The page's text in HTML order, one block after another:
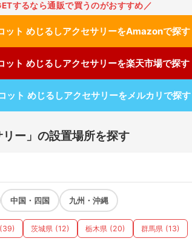
するなら通販で買うのがおすすめ／
ト めじるしアクセサリーをAmazonで探す
ト めじるしアクセサリーを楽天市場で探す
ト めじるしアクセサリーをメルカリで探す
リー」の設置場所を探す
中国・四国 九州・沖縄
千葉県 (39) 茨城県 (12) 栃木県 (20) 群馬県 (13)